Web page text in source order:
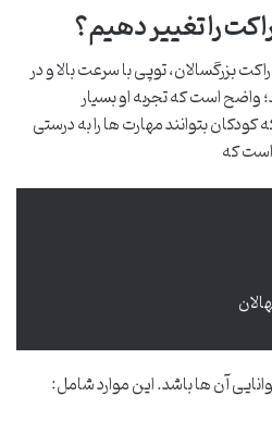
را تغییر دهیم؟
بزرگسالان، توپی با سرعت بالا و در
واضح است که تجربه او بسیار
کودکان بتوانند مهارت ها را به درستی
است که
آن ها باشد. این موارد شامل: